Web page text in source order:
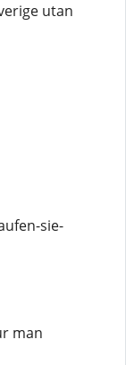
utan
sie-
man